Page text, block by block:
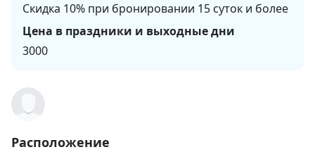
Скидка 10% при бронировании 15 суток и более
Цена в праздники и выходные дни
3000
Расположение